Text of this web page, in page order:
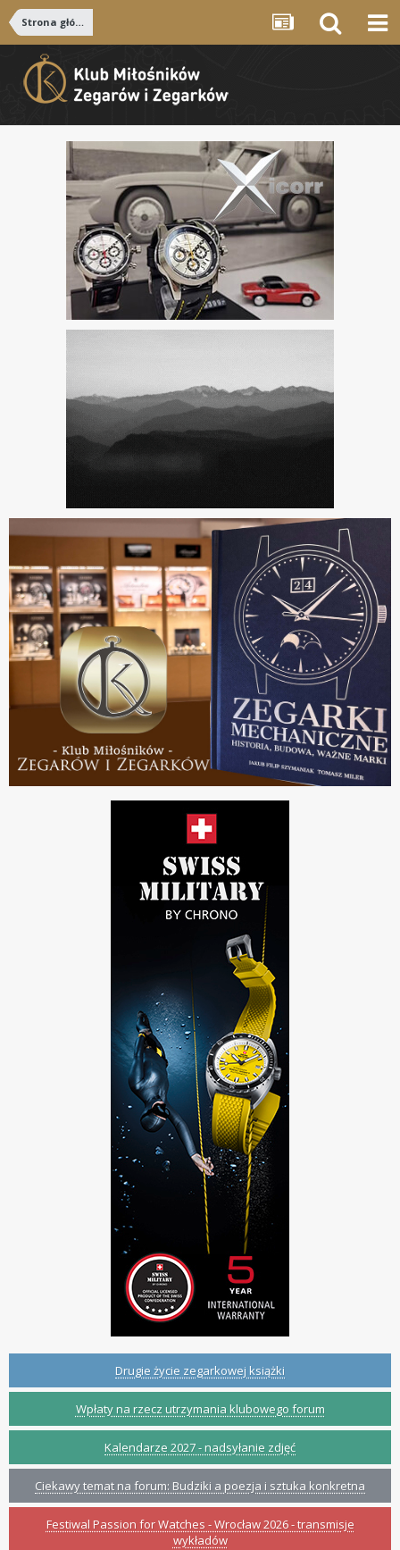
Strona główna
Drugie życie zegarkowej książki
Wpłaty na rzecz utrzymania klubowego forum
Kalendarze 2027 - nadsyłanie zdjęć
Ciekawy temat na forum: Budziki a poezja i sztuka konkretna
Festiwal Passion for Watches - Wrocław 2026 - transmisje
wykładów